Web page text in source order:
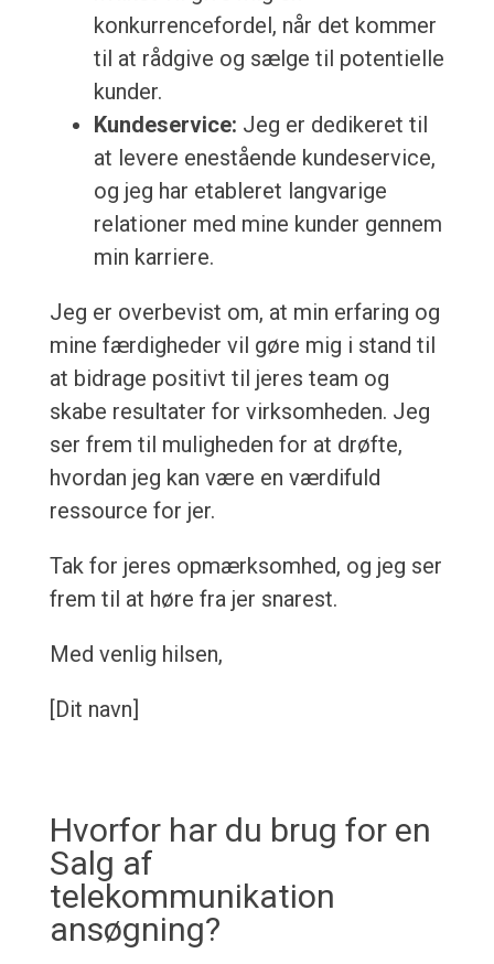
konkurrencefordel, når det kommer
til at rådgive og sælge til potentielle
kunder.
Kundeservice: Jeg er dedikeret til
at levere enestående kundeservice,
og jeg har etableret langvarige
relationer med mine kunder gennem
min karriere.
Jeg er overbevist om, at min erfaring og
mine færdigheder vil gøre mig i stand til
at bidrage positivt til jeres team og
skabe resultater for virksomheden. Jeg
ser frem til muligheden for at drøfte,
hvordan jeg kan være en værdifuld
ressource for jer.
Tak for jeres opmærksomhed, og jeg ser
frem til at høre fra jer snarest.
Med venlig hilsen,
[Dit navn]
Hvorfor har du brug for en
Salg af
telekommunikation
ansøgning?